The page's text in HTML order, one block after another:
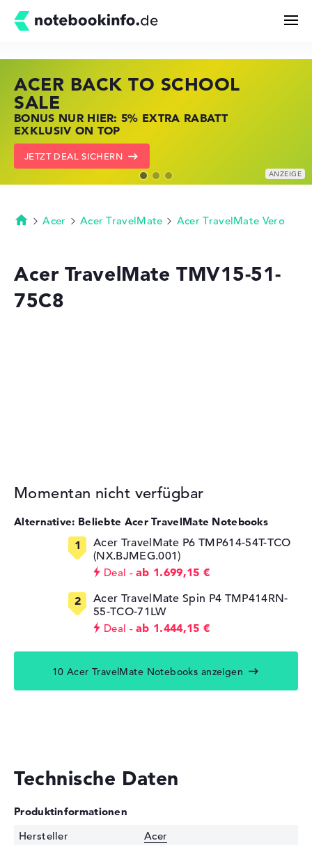
Kaufberatung
Technik & Wissen
Deals
ACER BACK TO SCHOOL
SALE
BONUS NUR HIER: 5% EXTRA RABATT
EXKLUSIV ON TOP
JETZT DEAL SICHERN
HP STORE SSV DEALS
JETZT ZUGREIFEN: NOTEBOOKS BEI HP
KRÄFTIG REDUZIERT
ZU DEN HP ANGEBOTEN
LENOVO LAPTOP DEALS
NOTEBOOKS BEI LENOVO JETZT
KRÄFTIG REDUZIERT
LENOVO DEALS ZEIGEN
Startseite
Acer Acer TravelMate Acer TravelMate Vero
Acer TravelMate TMV15-51-
75C8
Momentan nicht verfügbar
Alternative: Beliebte Acer TravelMate Notebooks
Acer TravelMate P6 TMP614-54T-TCO
(NX.BJMEG.001)
Deal
ab 1.699,15 €
Acer TravelMate Spin P4 TMP414RN-
55-TCO-71LW
Deal ab 1.444,15 €
10 Acer TravelMate Notebooks anzeigen
Technische Daten
Produktinformationen
Hersteller
Acer